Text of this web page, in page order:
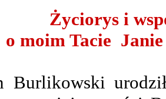
Życiorys i
o moim Tacie
Burlikowski